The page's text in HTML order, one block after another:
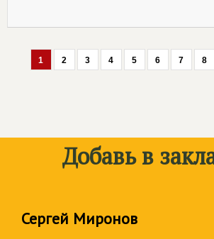
1 2 3 4 5 6 7 8
Добавь в
Сергей Миронов